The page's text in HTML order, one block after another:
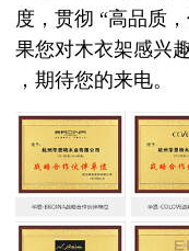
度，贯彻 “高品质
果您对木衣架感兴
，期待您的来电。